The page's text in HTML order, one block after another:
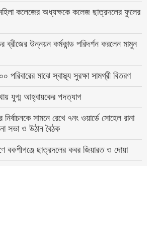
কলেজের অধ্যক্ষকে কলেজ ছাত্রদলের ফুলের
ব্রীজের উন্নয়ন কর্মকান্ড পরিদর্শন করলেন মামুন
পরিবারের মাঝে স্বাস্থ্য সুরক্ষা সামগ্রী বিতরণ
যুগ্ম আহ্বায়কের পদত্যাগ
সামনে রেখে ৭নং ওয়ার্ডে সোহেল রানা
সভা ও উঠান বৈঠক
বকশীগঞ্জে ছাত্রদলের কবর জিয়ারত ও দোয়া